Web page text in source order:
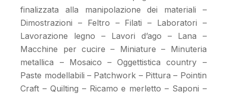
finalizzata alla manipolazione dei materiali –
Dimostrazioni – Feltro – Filati – Laboratori –
Lavorazione legno – Lavori d’ago – Lana –
Macchine per cucire – Miniature – Minuteria
metallica – Mosaico – Oggettistica country –
Paste modellabili – Patchwork – Pittura – Pointin
Craft – Quilting – Ricamo e merletto – Saponi –